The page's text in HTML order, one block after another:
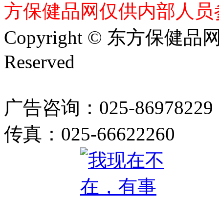
方保健品网仅供内部人
Copyright © 东方保健品
Reserved
广告咨询：025-86978229
传真：025-66622260